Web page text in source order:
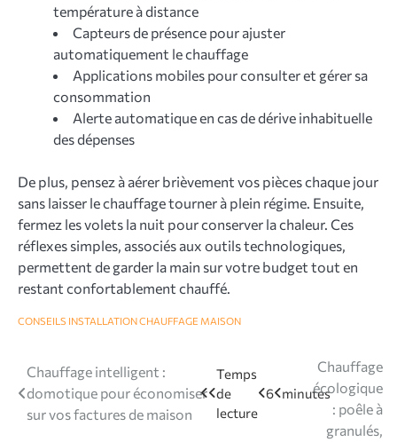
température à distance
Capteurs de présence pour ajuster
automatiquement le chauffage
Applications mobiles pour consulter et gérer sa
consommation
Alerte automatique en cas de dérive inhabituelle
des dépenses
De plus, pensez à aérer brièvement vos pièces chaque jour
sans laisser le chauffage tourner à plein régime. Ensuite,
fermez les volets la nuit pour conserver la chaleur. Ces
réflexes simples, associés aux outils technologiques,
permettent de garder la main sur votre budget tout en
restant confortablement chauffé.
CONSEILS INSTALLATION CHAUFFAGE MAISON
Navigation
de
Chauffage intelligent :
domotique pour économiser
sur vos factures de maison
Chauffage
écologique
: poêle à
granulés,